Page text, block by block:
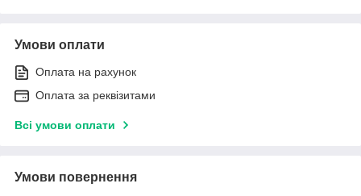
Умови оплати
Оплата на рахунок
Оплата за реквізитами
Всі умови оплати
Умови повернення